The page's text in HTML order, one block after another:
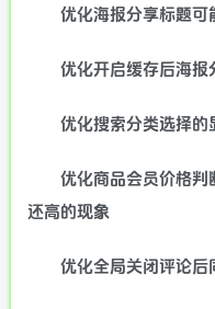
优化海报分享标题可
优化开启缓存后海报
优化搜索分类选择的
优化商品会员价格判
还高的现象
优化全局关闭评论后